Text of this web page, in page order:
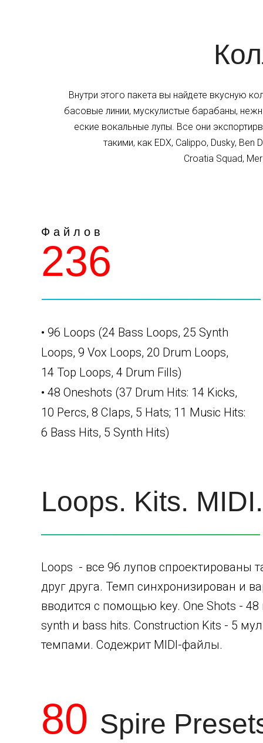
Внутри этого пакета вы найдете вкусную
басовые линии, мускулистые барабаны,
еские вокальные лупы. Все они
такими, как EDX, Calippo, Dusky,
Croatia Squad,
• 96 Loops (24 Bass Loops, 25 Synth
Loops, 9 Vox Loops, 20 Drum Loops,
14 Top Loops, 4 Drum Fills)
• 48 Oneshots (37 Drum Hits: 14 Kicks,
10 Percs, 8 Claps, 5 Hats; 11 Music Hits:
6 Bass Hits, 5 Synth Hits)
Loops - все 96 лупов спроектированы
друг друга. Темп синхронизирован и
вводится с помощью key. One Shots -
synth и bass hits. Construction Kits - 5
темпами. Содежрит MIDI-файлы.
Loops. Kits. MIDI.
80 Spire
236
Ф а й л о в